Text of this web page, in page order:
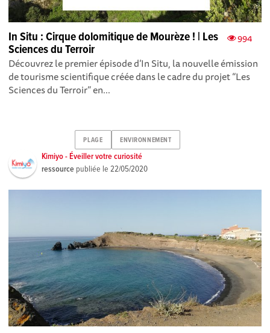
994
In Situ : Cirque dolomitique de Mourèze ! | Les
Sciences du Terroir
Découvrez le premier épisode d’In Situ, la nouvelle émission
de tourisme scientifique créée dans le cadre du projet “Les
Sciences du Terroir” en...
PLAGE ENVIRONNEMENT
Kimiyo - Éveiller votre curiosité
ressource publiée le22/05/2020